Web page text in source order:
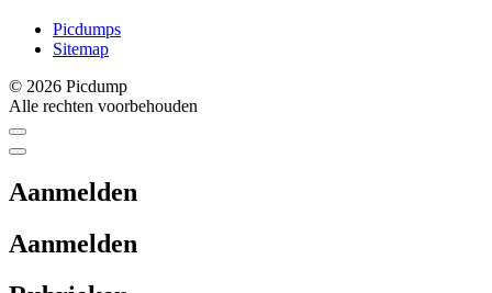
Picdumps
Sitemap
© 2026 Picdump
Alle rechten voorbehouden
Aanmelden
Aanmelden